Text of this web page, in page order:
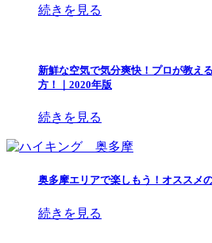
続きを見る
新鮮な空気で気分爽快！プロが教え
方！｜2020年版
続きを見る
奥多摩エリアで楽しもう！オススメ
続きを見る